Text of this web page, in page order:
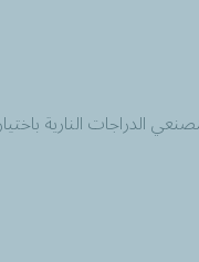
الدراجات النارية